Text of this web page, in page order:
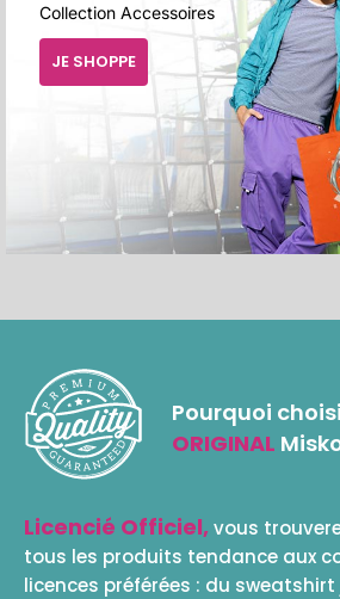
Collection Accessoires
JE SHOPPE
Pourquoi
ORIGINAL
Licencié Officiel,vous
tous les produits tendance aux
licences préférées : du